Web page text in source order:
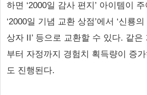
하면 ‘2000일 감사 편지’ 아이템이
‘2000일 기념 교환 상점’에서 ‘신룡의
상자 II’ 등으로 교환할 수 있다. 같은
부터 자정까지 경험치 획득량이 증
도 진행된다.